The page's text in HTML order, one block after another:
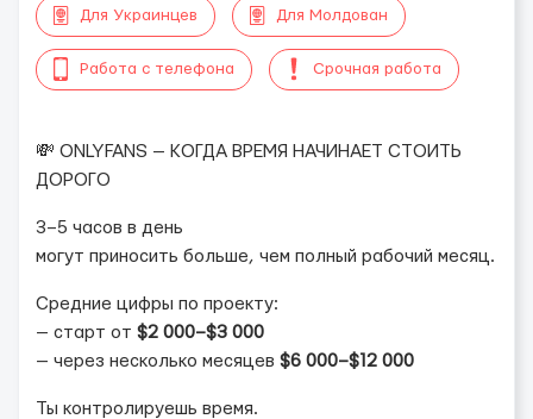
Для Украинцев Для Молдован
Работа с телефона Срочная работа
💸 ONLYFANS — КОГДА ВРЕМЯ НАЧИНАЕТ СТОИТЬ
ДОРОГО
3–5 часов в день
могут приносить больше, чем полный рабочий месяц.
Средние цифры по проекту:
— старт от $2 000–$3 000
— через несколько месяцев $6 000–$12 000
Ты контролируешь время.